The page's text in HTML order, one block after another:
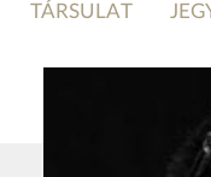
TÁRSULAT